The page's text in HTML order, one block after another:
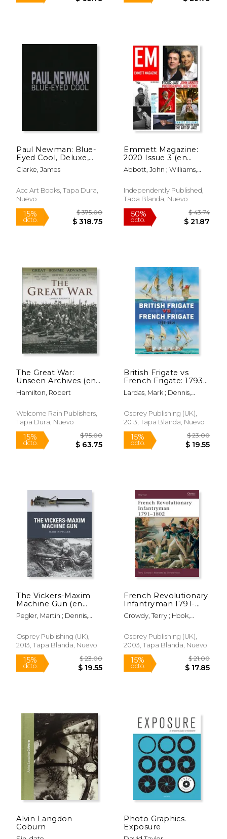
15%
Rápido
15%
dcto.
$ 75.00
$ 63.75
15%
dcto.
Paul Newman: Blue-
Eyed Cool, Deluxe,
Eva Sereny (en
Inglés)
Clarke, James
Acc Art Books, Tapa Dura,
Nuevo
15%
dcto.
$ 375.00
$ 318.75
Emmett Magazine:
2020 Issue 3 (en
Inglés)
Abbott, John ; Williams,
Independently Published,
Tapa Blanda, Nuevo
50%
dcto.
The Great War:
Unseen Archives (en
Inglés)
Hamilton, Robert
Welcome Rain Publishers,
Tapa Dura, Nuevo
British Frigate vs
French Frigate: 1793-
1814 (en Inglés)
Lardas, Mark ; Dennis,
Osprey Publishing (UK),
2013, Tapa Blanda, Nuevo
The Vickers-Maxim
Machine Gun (en
Inglés)
Pegler, Martin ; Dennis,
Osprey Publishing (UK),
2013, Tapa Blanda, Nuevo
French Revolutionary
Infantryman 1791-
1802 (en Inglés)
Crowdy, Terry ; Hook,
Osprey Publishing (UK),
2003, Tapa Blanda, Nuevo
Alvin Langdon
Coburn
Photo Graphics.
Exposure